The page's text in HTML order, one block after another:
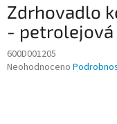
Zdrhovadlo
- petrolejová
600D001205
Průměrné
Neohodnoceno